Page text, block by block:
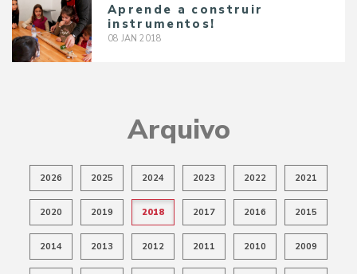
Aprende a construir
instrumentos!
08 JAN 2018
Arquivo
2026 2025 2024 2023 2022 2021
2020 2019 2018 2017 2016 2015
2014 2013 2012 2011 2010 2009